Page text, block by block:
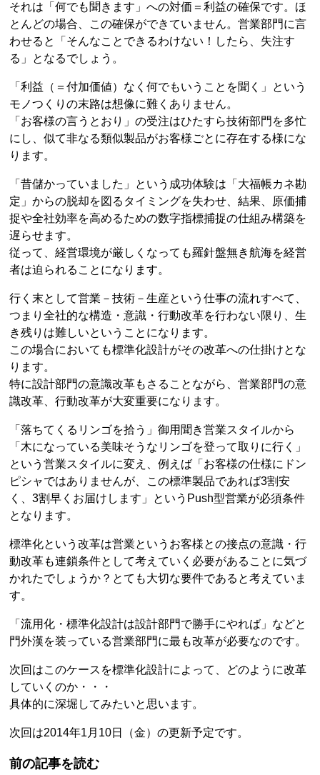
それは「何でも聞きます」への対価＝利益の確保です。ほ
とんどの場合、この確保ができていません。営業部門に言
わせると「そんなことできるわけない！したら、失注す
る」となるでしょう。
「利益（＝付加価値）なく何でもいうことを聞く」という
モノつくりの末路は想像に難くありません。
「お客様の言うとおり」の受注はひたすら技術部門を多忙
にし、似て非なる類似製品がお客様ごとに存在する様にな
ります。
「昔儲かっていました」という成功体験は「大福帳カネ勘
定」からの脱却を図るタイミングを失わせ、結果、原価捕
捉や全社効率を高めるための数字指標捕捉の仕組み構築を
遅らせます。
従って、経営環境が厳しくなっても羅針盤無き航海を経営
者は迫られることになります。
行く末として営業－技術－生産という仕事の流れすべて、
つまり全社的な構造・意識・行動改革を行わない限り、生
き残りは難しいということになります。
この場合においても標準化設計がその改革への仕掛けとな
ります。
特に設計部門の意識改革もさることながら、営業部門の意
識改革、行動改革が大変重要になります。
「落ちてくるリンゴを拾う」御用聞き営業スタイルから
「木になっている美味そうなリンゴを登って取りに行く」
という営業スタイルに変え、例えば「お客様の仕様にドン
ピシャではありませんが、この標準製品であれば3割安
く、3割早くお届けします」というPush型営業が必須条件
となります。
標準化という改革は営業というお客様との接点の意識・行
動改革も連鎖条件として考えていく必要があることに気づ
かれたでしょうか？とても大切な要件であると考えていま
す。
「流用化・標準化設計は設計部門で勝手にやれば」などと
門外漢を装っている営業部門に最も改革が必要なのです。
次回はこのケースを標準化設計によって、どのように改革
していくのか・・・
具体的に深堀してみたいと思います。
次回は2014年1月10日（金）の更新予定です。
前の記事を読む